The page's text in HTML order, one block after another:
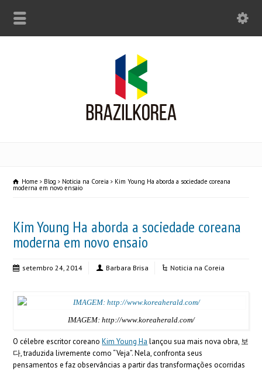
Home Blog Noticia na Coreia Kim Young Ha aborda a sociedade coreana
moderna em novo ensaio
Kim Young Ha aborda a sociedade coreana
moderna em novo ensaio
setembro 24, 2014 Barbara Brisa Noticia na Coreia
IMAGEM: http://www.koreaherald.com/
O célebre escritor coreanoKim Young Ha lançou sua mais nova obra, 보
다, traduzida livremente como “Veja”.Nela, confronta seus
pensamentos e faz observâncias a partir das transformações ocorridas